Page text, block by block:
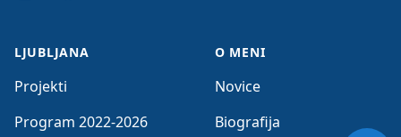
LJUBLJANA
Projekti
Program 2022-2026
O MENI
Novice
Biografija